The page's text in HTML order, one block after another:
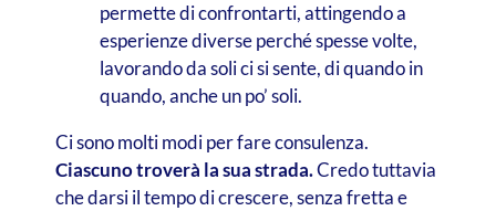
permette di confrontarti, attingendo a
esperienze diverse perché spesse volte,
lavorando da soli ci si sente, di quando in
quando, anche un po’ soli.
Ci sono molti modi per fare consulenza.
Ciascuno troverà la sua strada.Credo tuttavia
che darsi il tempo di crescere, senza fretta e